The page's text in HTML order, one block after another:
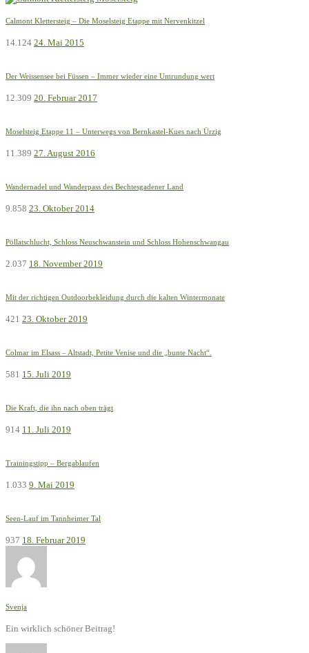
Calmont Klettersteig – Die Moselsteig Etappe mit Nervenkitzel
14.124 24. Mai 2015
Der Weissensee bei Füssen – Immer wieder eine Umrundung wert
12.309 20. Februar 2017
Moselsteig Etappe 11 – Unterwegs von Bernkastel-Kues nach Ürzig
11.389 27. August 2016
Wandernadel und Wanderpass des Bechtesgadener Land
9.858 23. Oktober 2014
Pöllatschlucht, Schloss Neuschwanstein und Schloss Hohenschwangau
2.037 18. November 2019
Mit der richtigen Outdoorbekleidung durch die kalten Wintermonate
421 23. Oktober 2019
Colmar im Elsass – Altstadt, Petite Venise und die „bunte Nacht“.
581 15. Juli 2019
Die Kraft, die ihn nach oben trägt
914 11. Juli 2019
Trainingstipp – Bergablaufen
1.033 9. Mai 2019
Seen-Lauf im Tannheimer Tal
937 18. Februar 2019
Svenja
Ein wirklich schöner Beitrag!